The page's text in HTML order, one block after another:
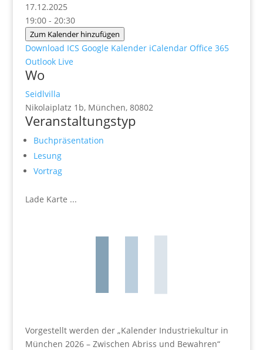
17.12.2025
19:00 - 20:30
Zum Kalender hinzufügen
Download ICS Google Kalender iCalendar Office 365
Outlook Live
Wo
Seidlvilla
Nikolaiplatz 1b, München, 80802
Veranstaltungstyp
Buchpräsentation
Lesung
Vortrag
Lade Karte ...
Vorgestellt werden der „Kalender Industriekultur in
München 2026 – Zwischen Abriss und Bewahren“